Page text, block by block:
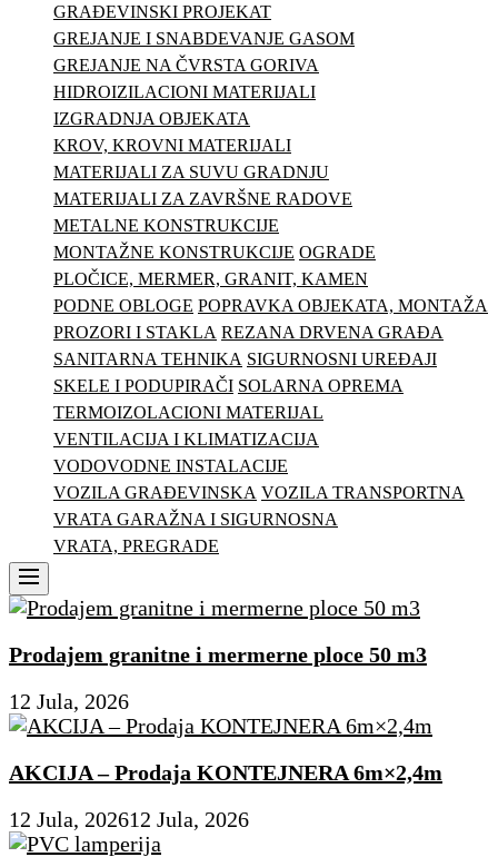
GRAĐEVINSKI PROJEKAT
GREJANJE I SNABDEVANJE GASOM
GREJANJE NA ČVRSTA GORIVA
HIDROIZILACIONI MATERIJALI
IZGRADNJA OBJEKATA
KROV, KROVNI MATERIJALI
MATERIJALI ZA SUVU GRADNJU
MATERIJALI ZA ZAVRŠNE RADOVE
METALNE KONSTRUKCIJE
MONTAŽNE KONSTRUKCIJE OGRADE
PLOČICE, MERMER, GRANIT, KAMEN
PODNE OBLOGE POPRAVKA OBJEKATA, MONTAŽA
PROZORI I STAKLA REZANA DRVENA GRAĐA
SANITARNA TEHNIKA SIGURNOSNI UREĐAJI
SKELE I PODUPIRAČI SOLARNA OPREMA
TERMOIZOLACIONI MATERIJAL
VENTILACIJA I KLIMATIZACIJA
VODOVODNE INSTALACIJE
VOZILA GRAĐEVINSKA VOZILA TRANSPORTNA
VRATA GARAŽNA I SIGURNOSNA
VRATA, PREGRADE
Menu
Prodajem granitne i mermerne ploce 50 m3
12 Jula, 2026
AKCIJA – Prodaja KONTEJNERA 6m×2,4m
12 Jula, 202612 Jula, 2026